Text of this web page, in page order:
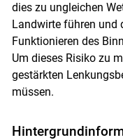
dies zu ungleichen
Landwirte führen und
Funktionieren des
Um dieses Risiko zu
gestärkten
müssen.